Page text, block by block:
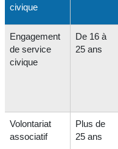
civique
Engagement
de service
civique
De 16 à
25 ans
Volontariat
associatif
Plus de
25 ans